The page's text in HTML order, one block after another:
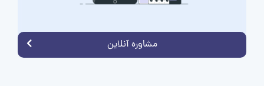
مشاوره آنلاین